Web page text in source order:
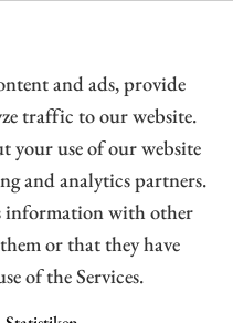
and ads, provide
traffic to our website.
your use of our website
and analytics partners.
information with other
or that they have
of the Services.